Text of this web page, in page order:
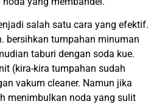
salah satu cara yang efektif.
bersihkan tumpahan minuman
taburi dengan soda kue.
(kira-kira tumpahan sudah
vakum cleaner. Namun jika
menimbulkan noda yang sulit